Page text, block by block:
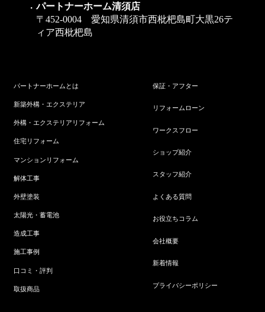
パートナーホーム清須店
〒452-0004 愛知県清須市西枇杷島町大黒26テ
ィア西枇杷島
パートナーホームとは
新築外構・エクステリア
外構・エクステリアリフォーム
住宅リフォーム
マンションリフォーム
解体工事
外壁塗装
太陽光・蓄電池
造成工事
施工事例
口コミ・評判
取扱商品
保証・アフター
リフォームローン
ワークスフロー
ショップ紹介
スタッフ紹介
よくある質問
お役立ちコラム
会社概要
新着情報
プライバシーポリシー